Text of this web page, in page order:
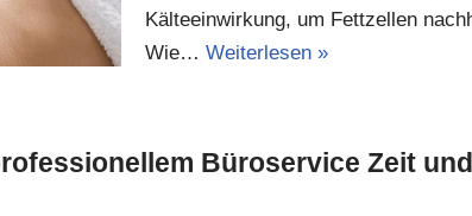
Kälteeinwirkung, um Fettzellen
Wie… Weiterlesen »
Büroservice Zeit und